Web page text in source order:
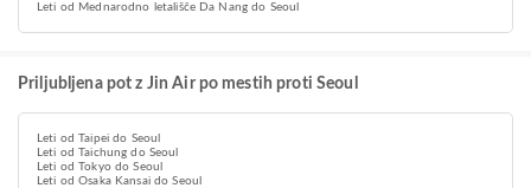
Leti od Mednarodno letališče Da Nang do Seoul
Priljubljena pot z Jin Air po mestih proti Seoul
Leti od Taipei do Seoul
Leti od Taichung do Seoul
Leti od Tokyo do Seoul
Leti od Osaka Kansai do Seoul